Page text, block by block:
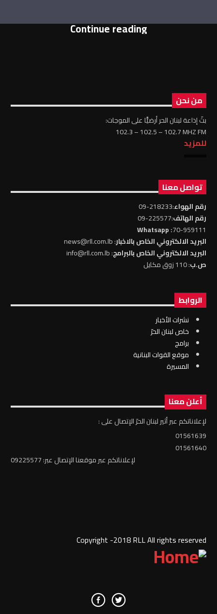
Continue reading
من نحن
بثّ إذاعة لبنان الحر أرضيًّا على الموجات:
102.3 – 102.5 – 102.7 MHZ FM
للمزيد
تواصل معنا
رقم الهواء:218233-09
رقم الهاتف:225577-09
70-959111
: Whatsapp
البريد الالكتروني الخاص بالاخبار: news@rll.com.lb
البريد الالكتروني الخاص بالبرامج: info@rll.com.lb
ص.ب: 110 زوق مكايل
الروابط
نشرات الأخبار
خاص لبنان الحرّ
برامج
موقع القوات البنانية
المسيرة
أعلن معنا
لإعلاناتكم عبر أثير لبنان الحرّ الإتصال على :
01561639
01561640
لإعلاناتكم عبر موقعنا الإتصال عبر: 09225577
Copyright -2018 RLL All rights reserved